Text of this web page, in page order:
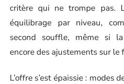
critère qui ne trompe pas.
équilibrage par niveau,
second souffle, même si
encore des ajustements sur le
L’offre s’est épaissie : modes